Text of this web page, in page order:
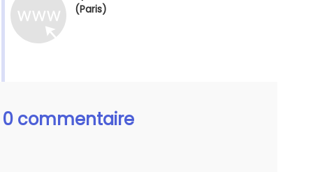
(Paris)
0 commentaire